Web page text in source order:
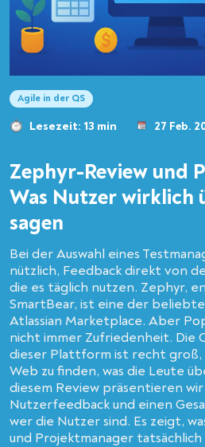
Agile in der QS
Lesezeit: 13 min 27 Feb.
Zephyr-Review und
Was Nutzer wirklich
sagen
Bei der Auswahl eines
nützlich, Feedback direkt von
die es täglich nutzen. Zephyr,
SmartBear, ist eine der
Atlassian Marketplace. Aber
nicht immer Zufriedenheit. Die
dieser Plattform ist recht groß,
Web zu finden, was die Leute
diesem Review präsentieren
Nutzerfeedback und einen
wer die Nutzer sind. Es zeigt,
und Projektmanager